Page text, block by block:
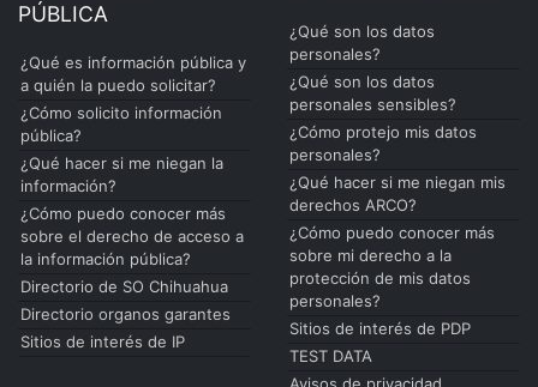
PÚBLICA
¿Qué es información pública y
a quién la puedo solicitar?
¿Cómo solicito información
pública?
¿Qué hacer si me niegan la
información?
¿Cómo puedo conocer más
sobre el derecho de acceso a
la información pública?
Directorio de SO Chihuahua
Directorio organos garantes
Sitios de interés de IP
¿Qué son los datos
personales?
¿Qué son los datos
personales sensibles?
¿Cómo protejo mis datos
personales?
¿Qué hacer si me niegan mis
derechos ARCO?
¿Cómo puedo conocer más
sobre mi derecho a la
protección de mis datos
personales?
Sitios de interés de PDP
TEST DATA